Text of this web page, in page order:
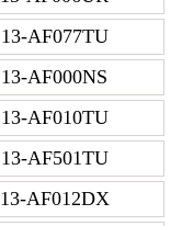
13-AF077TU
13-AF000NS
13-AF010TU
13-AF501TU
13-AF012DX